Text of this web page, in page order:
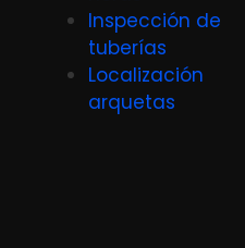
Inspección de
tuberías
Localización
arquetas